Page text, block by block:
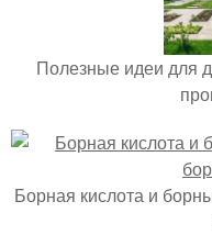
Полезные идеи для
Борная кислота и